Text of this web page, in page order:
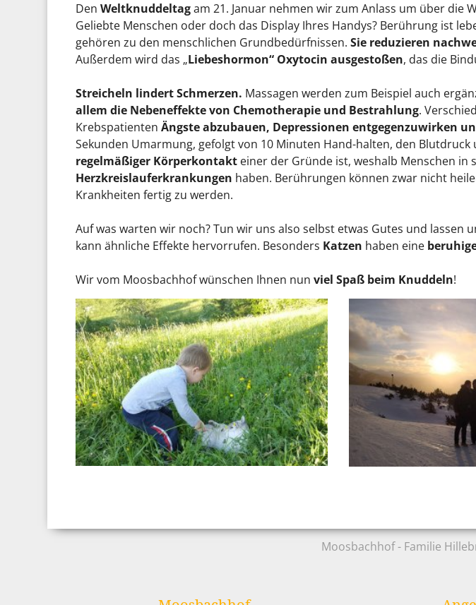
DenWeltknuddeltagam 21. Januar nehmen wir zum Anlass um über die
Geliebte Menschen oder doch das Display Ihres Handys? Berührung ist
gehören zu den menschlichen Grundbedürfnissen.Sie reduzieren
Außerdem wird das „Liebeshormon“ Oxytocin ausgestoßen, das die
Streicheln lindert Schmerzen. Massagen werden zum Beispiel auch
allem die Nebeneffekte von Chemotherapie und Bestrahlung.
KrebspatientenÄngste abzubauen, Depressionen entgegenzuwirken
Sekunden Umarmung, gefolgt von 10 Minuten Hand-halten, den
regelmäßiger Körperkontakt einer der Gründe ist, weshalb Menschen
Herzkreislauferkrankungen haben. Berührungen können zwar nicht
Krankheiten fertig zu werden.
Auf was warten wir noch? Tun wir uns also selbst etwas Gutes und
kann ähnliche Effekte hervorrufen. Besonders Katzen haben eine
Wir vom Moosbachhof wünschen Ihnen nunviel Spaß beim Knuddeln!
Moosbachhof - Familie